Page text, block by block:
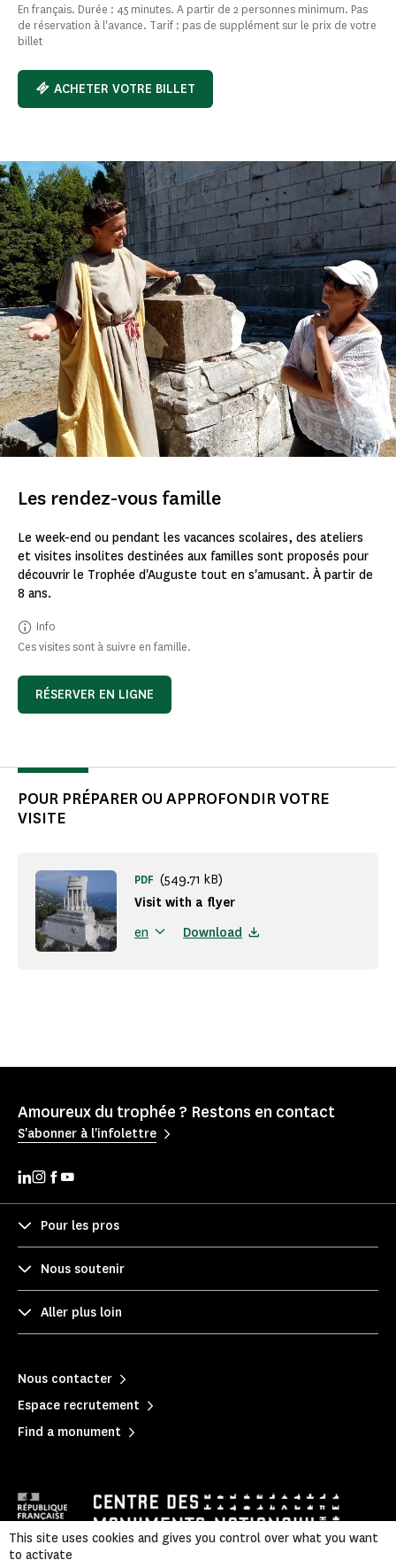
En français. Durée : 45 minutes. A partir de 2 personnes minimum. Pas
de réservation à l'avance. Tarif : pas de supplément sur le prix de votre
billet
ACHETER VOTRE BILLET
Les rendez-vous famille
Le week-end ou pendant les vacances scolaires, des ateliers
et visites insolites destinées aux familles sont proposés pour
découvrir le Trophée d'Auguste tout en s'amusant. À partir de
8 ans.
Info
Ces visites sont à suivre en famille.
RÉSERVER EN LIGNE
POUR PRÉPARER OU APPROFONDIR VOTRE
VISITE
Visit with a flyer
PDF (549.71 kB)
en Download
Amoureux du trophée ? Restons en contact
S'abonner à l'infolettre
Pour les pros
Nous soutenir
Aller plus loin
Nous contacter
Espace recrutement
Find a monument
This site uses cookies and gives you control over what you want
to activate